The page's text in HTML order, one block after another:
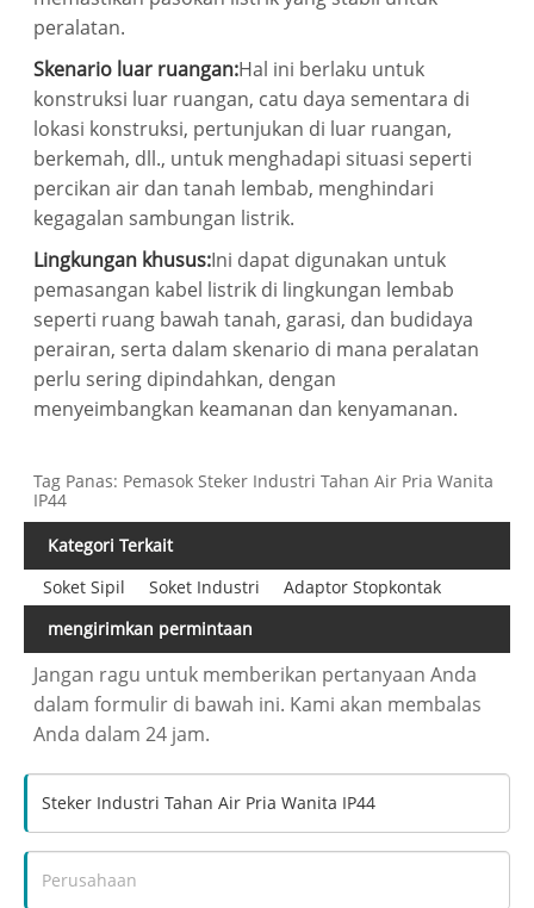
peralatan.
Skenario luar ruangan:Hal ini berlaku untuk
konstruksi luar ruangan, catu daya sementara di
lokasi konstruksi, pertunjukan di luar ruangan,
berkemah, dll., untuk menghadapi situasi seperti
percikan air dan tanah lembab, menghindari
kegagalan sambungan listrik.
Lingkungan khusus:Ini dapat digunakan untuk
pemasangan kabel listrik di lingkungan lembab
seperti ruang bawah tanah, garasi, dan budidaya
perairan, serta dalam skenario di mana peralatan
perlu sering dipindahkan, dengan
menyeimbangkan keamanan dan kenyamanan.
Tag Panas: Pemasok Steker Industri Tahan Air Pria Wanita
IP44
Kategori Terkait
Soket Sipil
Soket Industri
Adaptor Stopkontak
mengirimkan permintaan
Jangan ragu untuk memberikan pertanyaan Anda
dalam formulir di bawah ini. Kami akan membalas
Anda dalam 24 jam.